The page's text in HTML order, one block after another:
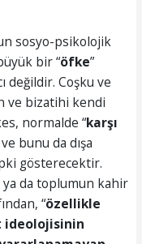
sosyo-psikolojik
bir “öfke”
değildir. Coşku ve
ve bizatihi kendi
normalde “karşı
bunu da dışa
gösterecektir.
ya da toplumun kahir
“özellikle
ideolojisinin